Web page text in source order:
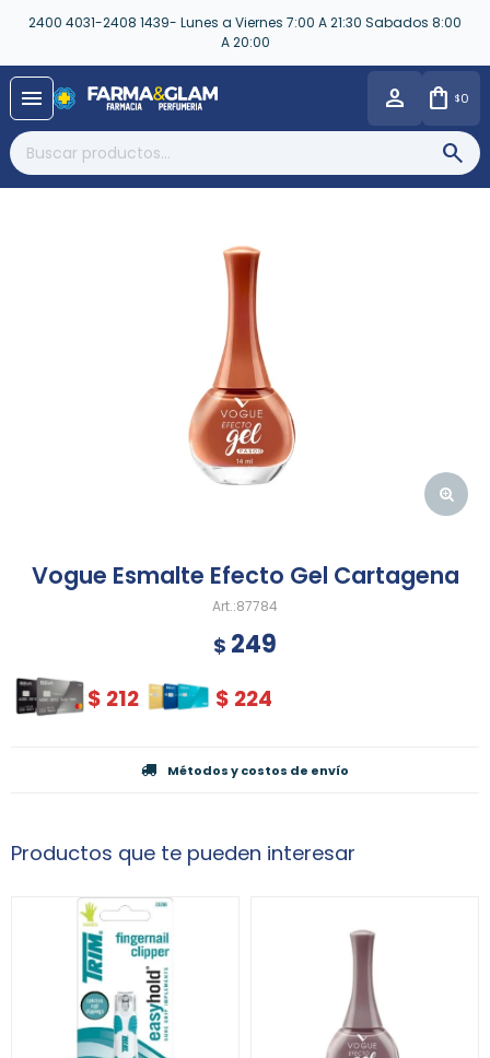
2400 4031-2408 1439- Lunes a Viernes 7:00 A 21:30 Sabados 8:00
A 20:00
menu $0
Vogue Esmalte Efecto Gel Cartagena
87784
$ 249
$ 212 $ 224
Métodos y costos de envío
Productos que te pueden interesar